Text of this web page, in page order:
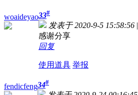
woaideyao33#
发表于 2020-9-5 15:58:56 |
感谢分享
回复
使用道具 举报
fendicfeng34#